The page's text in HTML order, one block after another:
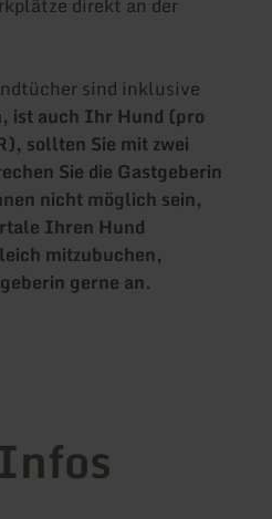
direkt an der
sind inklusive
ist auch Ihr Hund (pro
sollten Sie mit zwei
Sie die Gastgeberin
nicht möglich sein,
Ihren Hund
mitzubuchen,
gerne an.